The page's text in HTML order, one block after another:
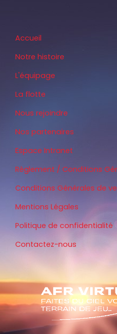
Accueil
Notre histoire
L'équipage
La flotte
Nous rejoindre
Nos partenaires
Espace Intranet
Règlement / Conditions
Conditions Générales de
Mentions Légales
Politique de confidentialité
Contactez-nous